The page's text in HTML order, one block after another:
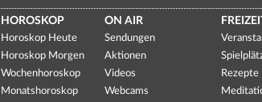
HOROSKOP
Horoskop Heute
Horoskop Morgen
Wochenhoroskop
Monatshoroskop
ON AIR
Sendungen
Aktionen
Videos
Webcams
Rezepte